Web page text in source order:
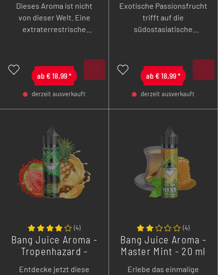
- +
ab € 18,99*
derzeit ausverkauft
Dieses Aroma ist nicht
von dieser Welt. Eine
extraterrestrische
Suchtgefahr!
- +
ab € 18,99*
derzeit ausverkauft
ml
Exotische Passionsfrucht
trifft auf die
südostasiatische
Sinne! Dieses Aroma
überzeugt, wie gewohnt,
durch exquisiten
Geschmack und einem
Bang im Juice!
(4)
Bang Juice Aroma -
Tropenhazard -
Entdecke jetzt diese
(4)
Bang Juice Aroma -
Master Mint - 20 ml
Erlebe das einmalige